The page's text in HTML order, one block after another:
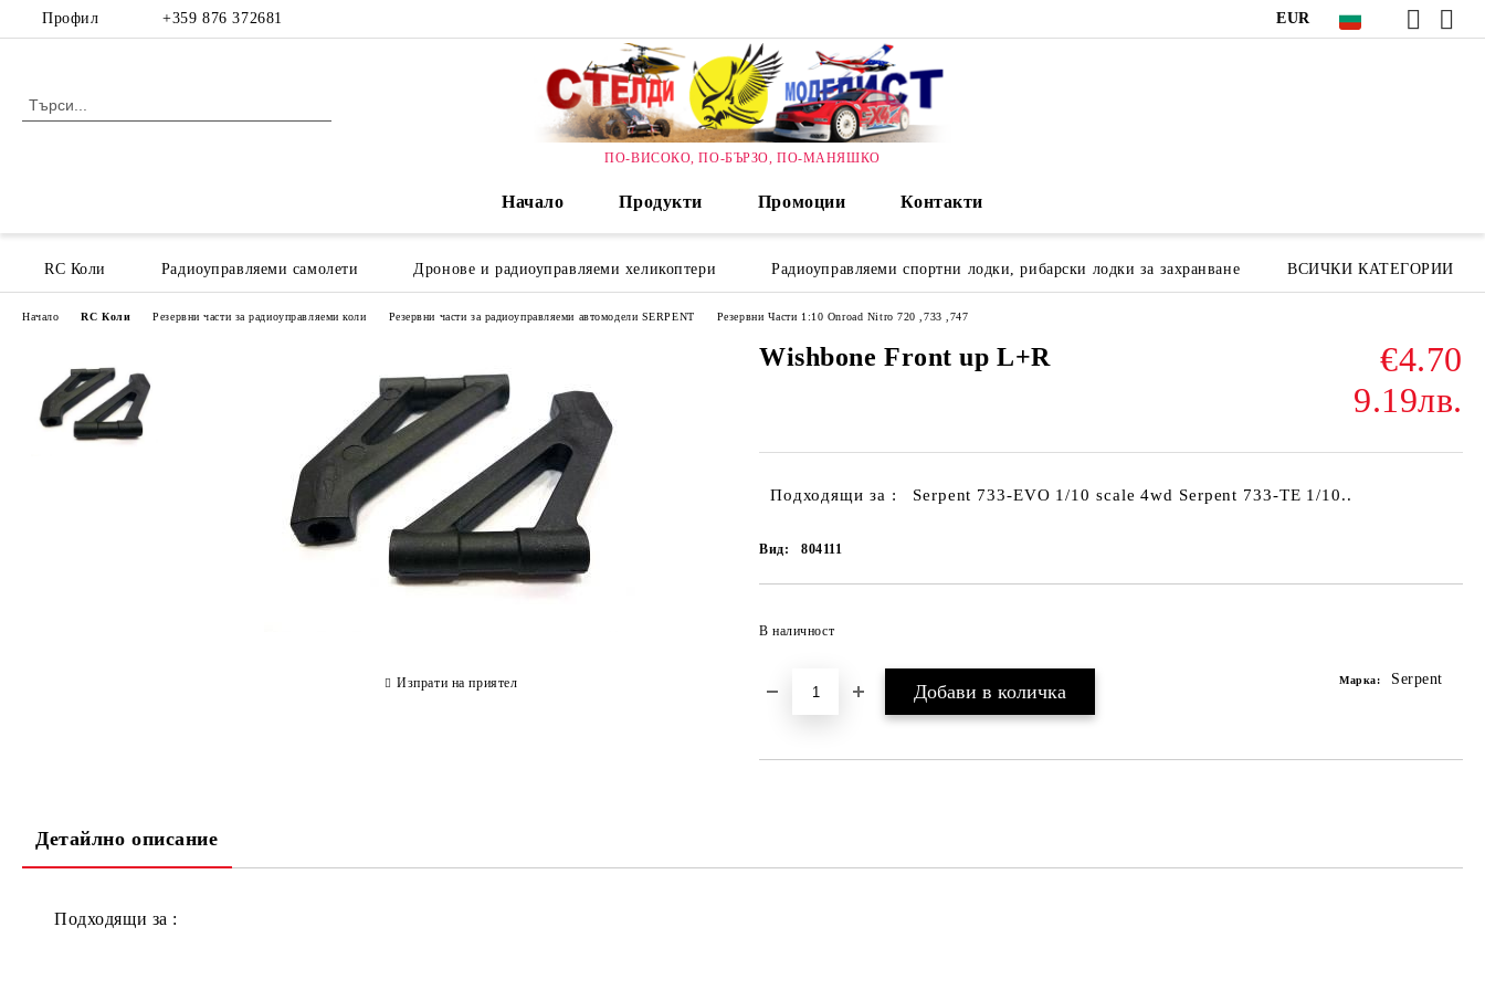
Профил +359 876 372681 EUR
ПО-ВИСОКО, ПО-БЪРЗО, ПО-МАНЯШКО
Начало Продукти Промоции Контакти
RC Коли Радиоуправляеми самолети Дронове и радиоуправляеми хеликоптери Радиоуправляеми спортни лодки, рибарски лодки за захранване ВСИЧКИ КАТЕГОРИИ
Начало RC Коли Резервни части за радиоуправляеми коли Резервни части за радиоуправляеми автомодели SERPENT Резервни Части 1:10 Onroad Nitro 720 ,733 ,747
Wishbone Front up L+R
€4.70
9.19лв.
Подходящи за : Serpent 733-EVO 1/10 scale 4wd Serpent 733-TE 1/10..
Вид: 804111
В наличност
Марка: Serpent
Изпрати на приятел
Детайлно описание
Подходящи за :